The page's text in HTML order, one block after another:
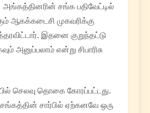
சங்க பதிவேட்டில்
ஆகக்கடைசி முகவரிக்கு
இதனை குறுந்தட்டு
அனுப்பலாம் என்று சிபாரிசு
செலவு தொகை கோரப்பட்டது.
சார்பில் ஏற்கனவே ஒரு